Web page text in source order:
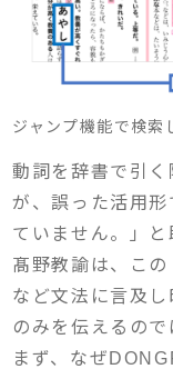
ジャンプ機能で検索
動詞を辞書で引
が、誤った活用
ていません。」と
髙野教諭は、こ
など文法に言及
のみを伝えるの
まず、なぜ